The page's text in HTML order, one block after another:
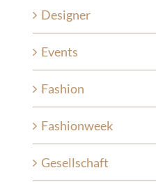
Designer
Events
Fashion
Fashionweek
Gesellschaft